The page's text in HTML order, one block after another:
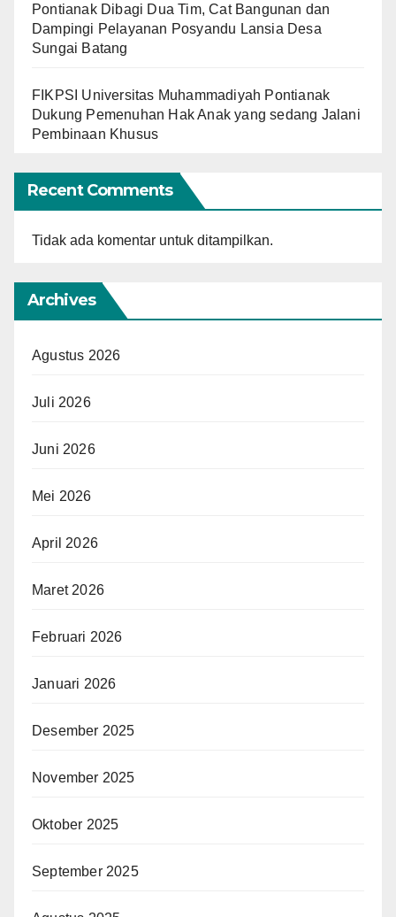
Pontianak Dibagi Dua Tim, Cat Bangunan dan
Dampingi Pelayanan Posyandu Lansia Desa
Sungai Batang
FIKPSI Universitas Muhammadiyah Pontianak
Dukung Pemenuhan Hak Anak yang sedang Jalani
Pembinaan Khusus
Recent Comments
Tidak ada komentar untuk ditampilkan.
Archives
Agustus 2026
Juli 2026
Juni 2026
Mei 2026
April 2026
Maret 2026
Februari 2026
Januari 2026
Desember 2025
November 2025
Oktober 2025
September 2025